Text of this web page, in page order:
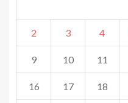
2 3 4
9 10 11
16 17 18